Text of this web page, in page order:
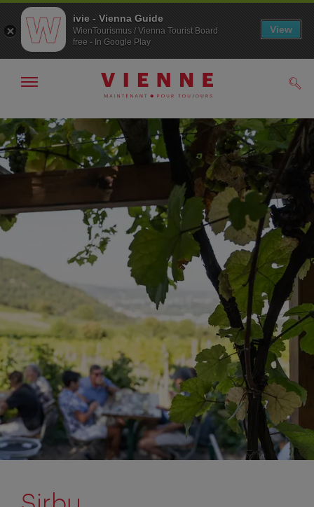
Navigation
Contenu
Afficher
la
navigation
ivie - Vienna Guide
WienTourismus / Vienna Tourist Board
free - In Google Play
View